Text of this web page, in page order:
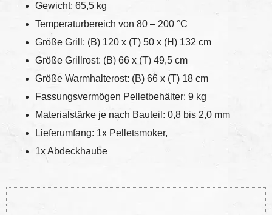
Gewicht: 65,5 kg
Temperaturbereich von 80 – 200 °C
Größe Grill: (B) 120 x (T) 50 x (H) 132 cm
Größe Grillrost: (B) 66 x (T) 49,5 cm
Größe Warmhalterost: (B) 66 x (T) 18 cm
Fassungsvermögen Pelletbehälter: 9 kg
Materialstärke je nach Bauteil: 0,8 bis 2,0 mm
Lieferumfang: 1x Pelletsmoker,
1x Abdeckhaube